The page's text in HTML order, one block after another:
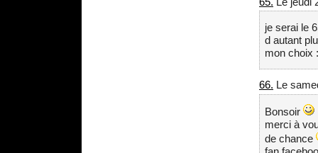
je serai le
d autant
mon choix
66. Le
Bonsoir
merci à
de chance